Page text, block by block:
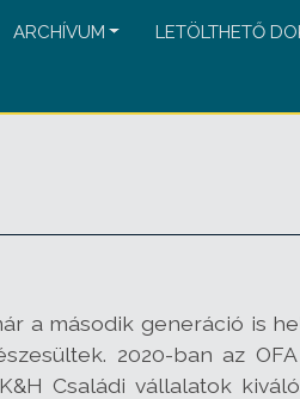
ARCHÍVUM LETÖLTHETŐ
a második generáció is
2020-ban az
Családi vállalatok